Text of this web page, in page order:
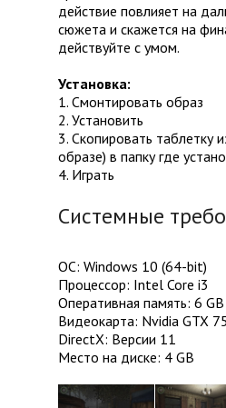
действие повлияет на
сюжета и скажется на
действуйте с умом.
Установка:
1. Смонтировать образ
2. Установить
3. Скопировать таблетку
образе) в папку где
4. Играть
Системные
ОС: Windows 10 (64-bit)
Процессор: Intel Core i3
Оперативная память: 6
Видеокарта: Nvidia GTX
DirectX: Версии 11
Место на диске: 4 GB